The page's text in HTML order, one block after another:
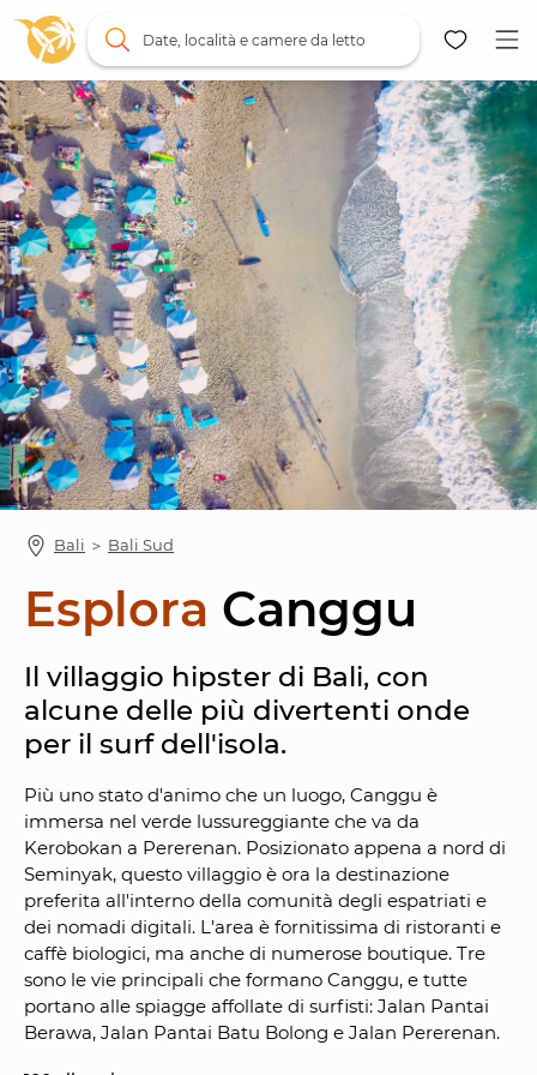
Date, località e camere da letto
Mappa
Bali ＞ Bali Sud
Esplora Canggu
Il villaggio hipster di Bali, con
alcune delle più divertenti onde
per il surf dell'isola.
Più uno stato d'animo che un luogo, Canggu è
immersa nel verde lussureggiante che va da
Kerobokan a Pererenan. Posizionato appena a nord di
Seminyak, questo villaggio è ora la destinazione
preferita all'interno della comunità degli espatriati e
dei nomadi digitali. L'area è fornitissima di ristoranti e
caffè biologici, ma anche di numerose boutique. Tre
sono le vie principali che formano Canggu, e tutte
portano alle spiagge affollate di surfisti: Jalan Pantai
Berawa, Jalan Pantai Batu Bolong e Jalan Pererenan.